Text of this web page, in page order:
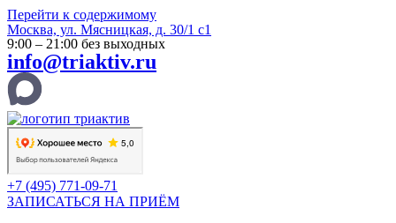
Перейти к содержимому
Москва, ул. Мясницкая, д. 30/1 с1
9:00 – 21:00 без выходных
info@triaktiv.ru
+7 (495) 771-09-71
ЗАПИСАТЬСЯ НА ПРИЁМ